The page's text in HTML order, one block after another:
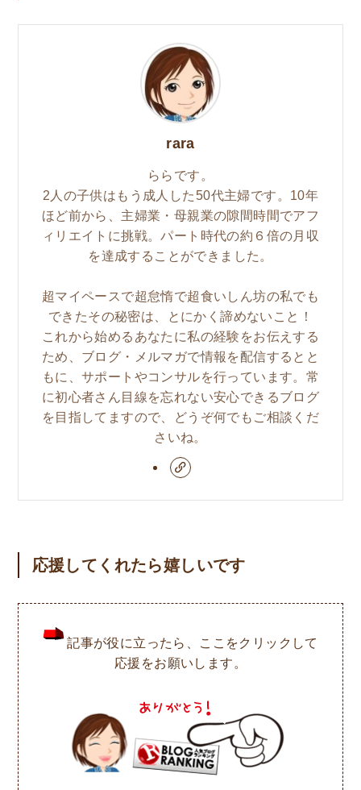
rara
ららです。
2人の子供はもう成人した50代主婦です。10年
ほど前から、主婦業・母親業の隙間時間でアフ
ィリエイトに挑戦。パート時代の約６倍の月収
を達成することができました。
超マイペースで超怠惰で超食いしん坊の私でも
できたその秘密は、とにかく諦めないこと！
これから始めるあなたに私の経験をお伝えする
ため、ブログ・メルマガで情報を配信するとと
もに、サポートやコンサルを行っています。常
に初心者さん目線を忘れない安心できるブログ
を目指してますので、どうぞ何でもご相談くだ
さいね。
応援してくれたら嬉しいです
記事が役に立ったら、ここをクリックして
応援をお願いします。